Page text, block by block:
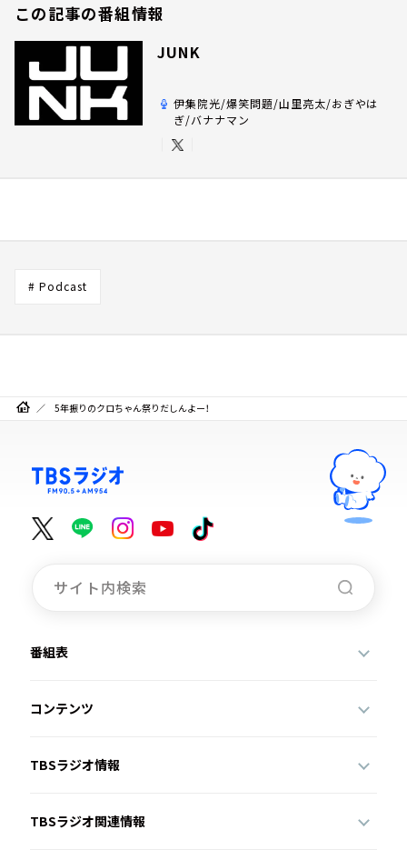
この記事の番組情報
JUNK
伊集院光/爆笑問題/山里亮太/おぎやは
ぎ/バナナマン
# Podcast
5年振りのクロちゃん祭りだしんよー！
番組表
コンテンツ
TBSラジオ情報
TBSラジオ関連情報